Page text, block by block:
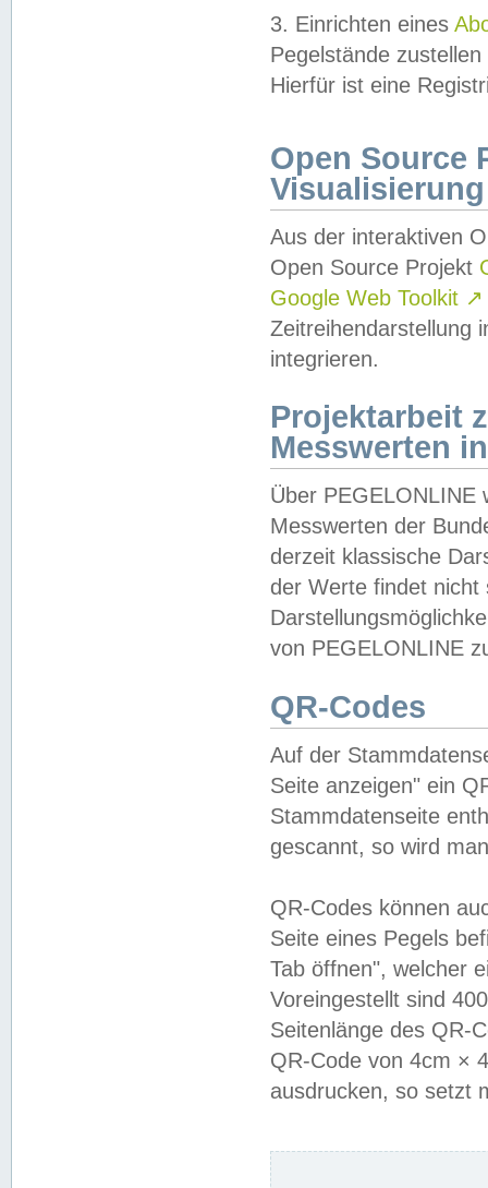
3. Einrichten eines
Pegelstände
Hierfür ist eine
Open Source
Visualisierung
Aus der interaktiven
Open Source Projekt
Google Web Toolkit ↗
Zeitreihendarstellung
integrieren.
Projektarbeit
Messwerten
Über PEGELONLINE
Messwerten der
derzeit klassische
der Werte findet
von PEGELONLINE
QR-Codes
Auf der
Seite anzeigen" ein
Stammdatenseite
gescannt, so wird
QR-Codes können
Seite eines Pegels
Tab öffnen", welcher
Voreingestellt sind
Seitenlänge des QR-
QR-Code von 4cm ×
ausdrucken, so setzt